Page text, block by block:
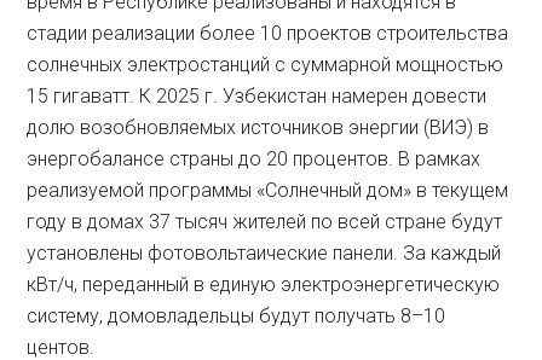
стадии реализации более 10 проектов строительства
солнечных электростанций с суммарной мощностью
15 гигаватт. К 2025 г. Узбекистан намерен довес­ти
долю возобновляемых источников энергии (ВИЭ) в
энергобалансе страны до 20 процентов. В рамках
реализуемой программы «Солнечный дом» в текущем
году в домах 37 тысяч жителей по всей стране будут
установлены фотовольтаические панели. За каждый
кВт/ч, переданный в единую электроэнергетическую
систему, домовладельцы будут получать 8–10
центов.